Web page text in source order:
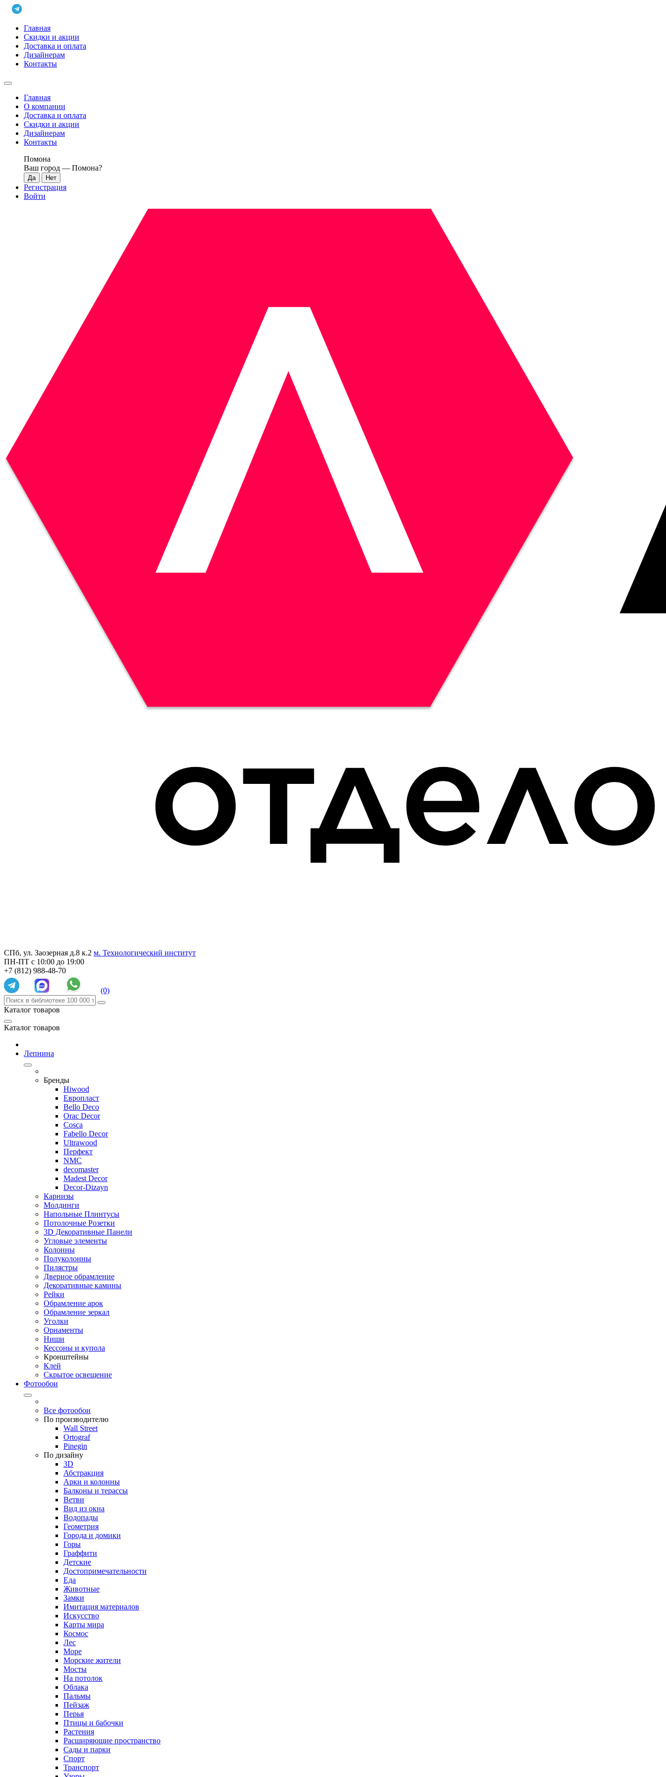
Главная
Скидки и акции
Доставка и оплата
Дизайнерам
Контакты
Главная
О компании
Доставка и оплата
Скидки и акции
Дизайнерам
Контакты
Помона
Ваш город — Помона?
Регистрация
Войти
СПб, ул. Заозерная д.8 к.2 м. Технологический институт
ПН-ПТ с 10:00 до 19:00
+7 (812) 988-48-70
(0)
Каталог товаров
Каталог товаров
Лепнина
Бренды
Hiwood
Европласт
Bello Deco
Orac Decor
Cosca
Fabello Decor
Ultrawood
Перфект
NMC
decomaster
Madest Decor
Decor-Dizayn
Карнизы
Молдинги
Напольные Плинтусы
Потолочные Розетки
3D Декоративные Панели
Угловые элементы
Колонны
Полуколонны
Пилястры
Дверное обрамление
Декоративные камины
Рейки
Обрамление арок
Обрамление зеркал
Уголки
Орнаменты
Ниши
Кессоны и купола
Кронштейны
Клей
Скрытое освещение
Фотообои
Все фотообои
По производителю
Wall Street
Ortograf
Pinegin
По дизайну
3D
Абстракция
Арки и колонны
Балконы и терассы
Ветви
Вид из окна
Водопады
Геометрия
Города и домики
Горы
Граффити
Детские
Достопримечательности
Еда
Животные
Замки
Имитация материалов
Искусство
Карты мира
Космос
Лес
Море
Морские жители
Мосты
На потолок
Облака
Пальмы
Пейзаж
Перья
Птицы и бабочки
Растения
Расширяющие пространство
Сады и парки
Спорт
Транспорт